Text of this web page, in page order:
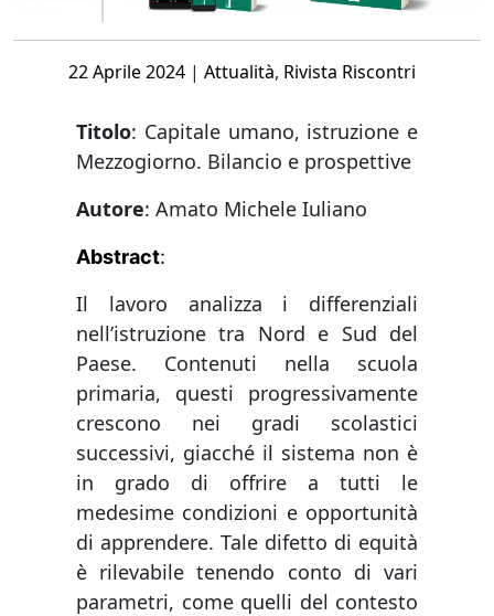
Posted
22 Aprile 2024 | Attualità, Rivista Riscontri
Titolo: Capitale umano, istruzione e
Mezzogiorno. Bilancio e prospettive
Autore: Amato Michele Iuliano
Abstract:
Il lavoro analizza i differenziali
nell’istruzione tra Nord e Sud del
Paese. Contenuti nella scuola
primaria, questi progressivamente
crescono nei gradi scolastici
successivi, giacché il sistema non è
in grado di offrire a tutti le
medesime condizioni e opportunità
di apprendere. Tale difetto di equità
è rilevabile tenendo conto di vari
parametri, come quelli del contesto